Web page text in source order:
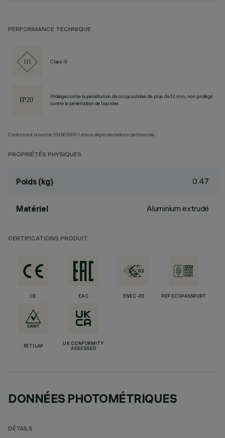
PERFORMANCE TECHNIQUE
Class III
Protégé contre la pénétration de corps solides de plus de 12 mm, non protégé
contre la pénétration de liquides.
Conforme à la norme EN60598-1 et aux réglementations pertinentes.
PROPRIÉTÉS PHYSIQUES
Poids (kg) 0.47
Matériel Aluminium extrudé
CERTIFICATIONS PRODUIT
CE EAC ENEC-03 PEP ECOPASSPORT
RETILAP
UK CONFORMITY
ASSESSED
DONNÉES PHOTOMÉTRIQUES
DÉTAILS